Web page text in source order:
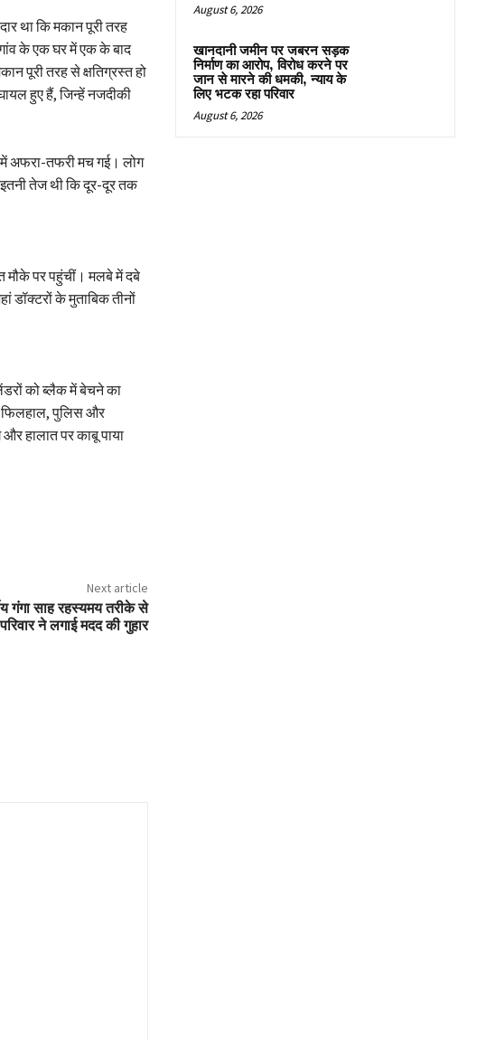
था कि मकान पूरी तरह
के एक घर में एक के बाद
पूरी तरह से क्षतिग्रस्त हो
हुए हैं, जिन्हें नजदीकी
अफरा-तफरी मच गई। लोग
तेज थी कि दूर-दूर तक
मौके पर पहुंचीं। मलबे में दबे
डॉक्टरों के मुताबिक तीनों
को ब्लैक में बेचने का
फिलहाल, पुलिस और
हालात पर काबू पाया
Next article
गंगा साह रहस्यमय तरीके से
ने लगाई मदद की गुहार
August 6, 2026
खानदानी जमीन पर जबरन सड़क
निर्माण का आरोप, विरोध करने पर
जान से मारने की धमकी, न्याय के
लिए भटक रहा परिवार
August 6, 2026